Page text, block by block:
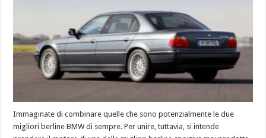
Immaginate di combinare quelle che sono potenzialmente le due
migliori berline BMW di sempre. Per unire, tuttavia, si intende